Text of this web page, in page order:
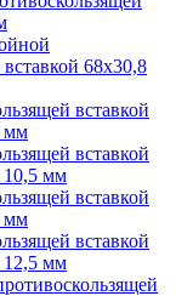
68х30,8
вставкой
мм
вставкой
10,5 мм
вставкой
мм
вставкой
12,5 мм